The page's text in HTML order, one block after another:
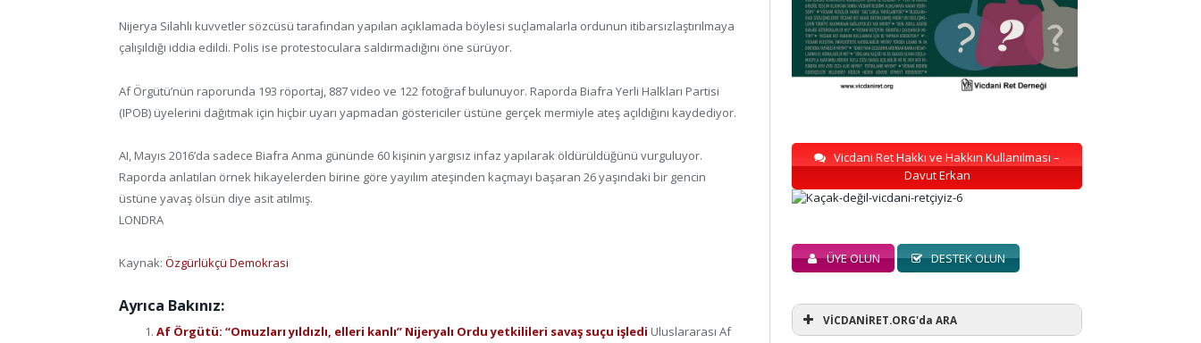
Nijerya Silahlı kuvvetler sözcüsü tarafından yapılan açıklamada böylesi suçlamalarla ordunun itibarsızlaştırılmaya
çalışıldığı iddia edildi. Polis ise protestoculara saldırmadığını öne sürüyor.
Af Örgütü’nün raporunda 193 röportaj, 887 video ve 122 fotoğraf bulunuyor. Raporda Biafra Yerli Halkları Partisi
(IPOB) üyelerini dağıtmak için hiçbir uyarı yapmadan göstericiler üstüne gerçek mermiyle ateş açıldığını kaydediyor.
AI, Mayıs 2016’da sadece Biafra Anma gününde 60 kişinin yargısız infaz yapılarak öldürüldüğünü vurguluyor.
Raporda anlatılan örnek hikayelerden birine göre yayılım ateşinden kaçmayı başaran 26 yaşındaki bir gencin
üstüne yavaş ölsün diye asit atılmış.
LONDRA
Kaynak: Özgürlükçü Demokrasi
Ayrıca Bakınız:
Af Örgütü: “Omuzları yıldızlı, elleri kanlı” Nijeryalı Ordu yetkilileri savaş suçu işledi Uluslararası Af
Vicdani Ret Hakkı ve Hakkın Kullanılması –
Davut Erkan
ÜYE OLUN DESTEK OLUN
VİCDANİRET.ORG'da ARA